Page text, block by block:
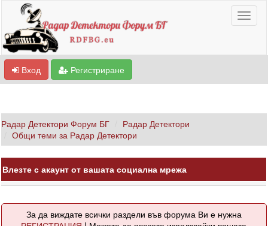
Вход Регистриране
Радар Детектори Форум БГ
Радар Детектори
Общи теми за Радар Детектори
Влезте с акаунт от вашата социална мрежа
За да виждате всички раздели във форума Ви е нужна